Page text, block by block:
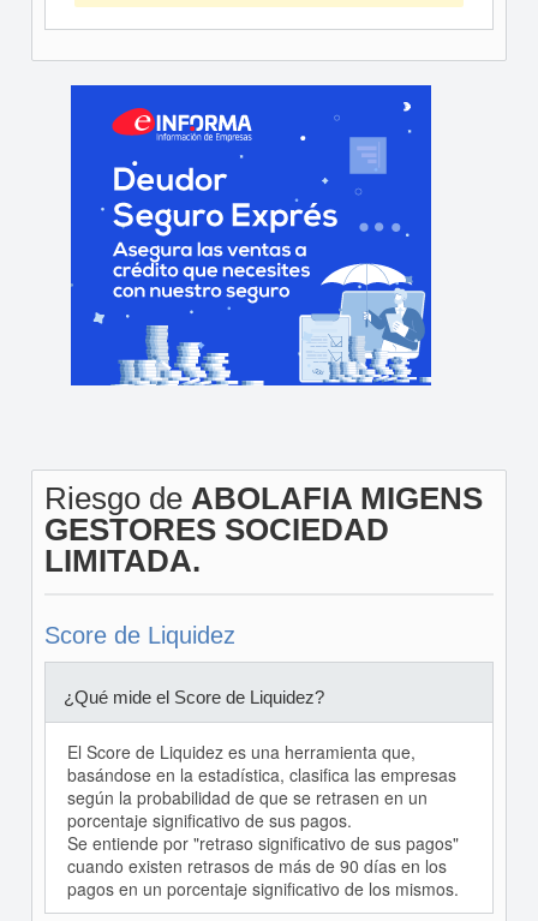
Riesgo de ABOLAFIA MIGENS
GESTORES SOCIEDAD
LIMITADA.
Score de Liquidez
¿Qué mide el Score de Liquidez?
El Score de Liquidez es una herramienta que,
basándose en la estadística, clasifica las empresas
según la probabilidad de que se retrasen en un
porcentaje significativo de sus pagos.
Se entiende por "retraso significativo de sus pagos"
cuando existen retrasos de más de 90 días en los
pagos en un porcentaje significativo de los mismos.